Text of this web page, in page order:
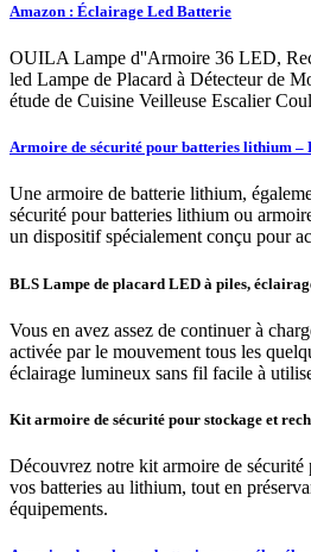
Amazon : Éclairage Led Batterie
OUILA Lampe d''Armoire 36 LED,
led Lampe de Placard à Détecteur de
étude de Cuisine Veilleuse Escalier
Armoire de sécurité pour batteries lithium –
Une armoire de batterie lithium,
sécurité pour batteries lithium ou
un dispositif spécialement conçu pour
BLS Lampe de placard LED à piles,
Vous en avez assez de continuer à
activée par le mouvement tous les
éclairage lumineux sans fil facile à
Kit armoire de sécurité pour stockage et
Découvrez notre kit armoire de sécurité
vos batteries au lithium, tout en
équipements.